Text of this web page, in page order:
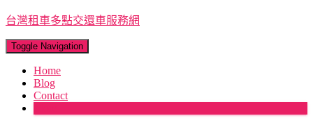
台灣租車多點交還車服務網
Toggle Navigation
Home
Blog
Contact